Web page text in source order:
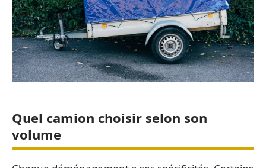
Quel camion choisir selon son
volume